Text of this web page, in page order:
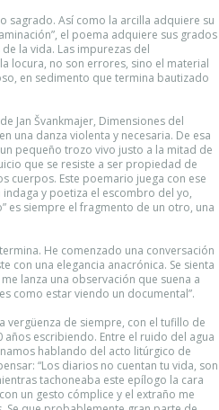
sagrado. Así como la arcilla adquiere su
el poema adquiere sus grados
la vida. Las impurezas del
locura, no son errores, sino el material
en sedimento que termina bautizado
Jan Švankmajer, Dimensiones del
una danza violenta y necesaria. De esa
pequeño trozo vivo justo a la mitad de
que se resiste a ser propiedad de
cuerpos. Este poemario juega con ese
y poetiza el escombro del yo,
es siempre el fragmento de un otro, una
He comenzado una conversación
con una elegancia anacrónica. Se sienta
lanza una observación que suena a
como estar viendo un documental”.
vergüenza de siempre, con el tufillo de
escribiendo. Entre el ruido del agua
hablando del acto litúrgico de
“Los diarios no cuentan tu vida, son
tachoneaba este epílogo la cara
un gesto cómplice y el extraño me